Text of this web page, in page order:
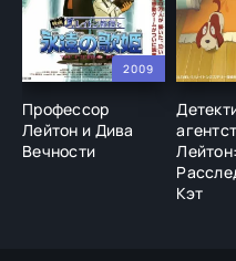
2009
Профессор
Лейтон и Дива
Вечности
Лейтон:
Кэт